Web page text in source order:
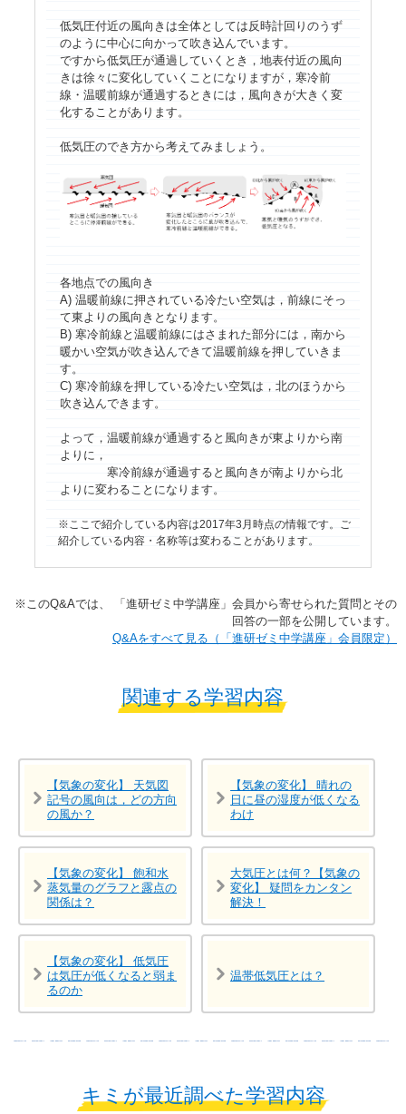
低気圧付近の風向きは全体としては反時計回りのうず
のように中心に向かって吹き込んでいます。
ですから低気圧が通過していくとき，地表付近の風向
きは徐々に変化していくことになりますが，寒冷前
線・温暖前線が通過するときには，風向きが大きく変
化することがあります。
低気圧のでき方から考えてみましょう。
各地点での風向き
A) 温暖前線に押されている冷たい空気は，前線にそっ
て東よりの風向きとなります。
B) 寒冷前線と温暖前線にはさまれた部分には，南から
暖かい空気が吹き込んできて温暖前線を押していきま
す。
C) 寒冷前線を押している冷たい空気は，北のほうから
吹き込んできます。
よって，温暖前線が通過すると風向きが東よりから南
よりに，
寒冷前線が通過すると風向きが南よりから北
よりに変わることになります。
ここで紹介している内容は2017年3月時点の情報です。ご
紹介している内容・名称等は変わることがあります。
※​このQ&Aでは、​ 「進研ゼミ中学講座」​会員から寄せられた質問とその
回答の一部を公開しています。​
​​Q&Aをすべて見る（「進研ゼミ中学講座」会員限定）
関連する学習内容
【気象の変化】 天気図
記号の風向は，どの方向
の風か？
【気象の変化】 晴れの
日に昼の湿度が低くなる
わけ
【気象の変化】 飽和水
蒸気量のグラフと露点の
関係は？
大気圧とは何？【気象の
変化】 疑問をカンタン
解決！
【気象の変化】 低気圧
は気圧が低くなると弱ま
るのか
温帯低気圧とは？
キミが最近調べた学習内容